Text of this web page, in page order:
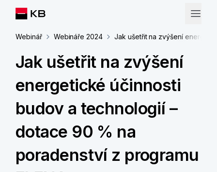
Webinář Webináře 2024 Jak ušetřit na zvýšení
Jak ušetřit na zvýšení
energetické účinnosti
budov a technologií –
dotace 90 % na
poradenství z programu